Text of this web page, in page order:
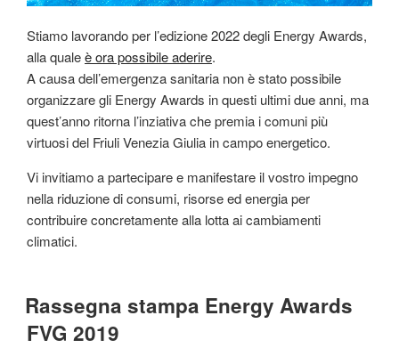
Stiamo lavorando per l’edizione 2022 degli Energy Awards,
alla qualeè ora possibile aderire.
A causa dell’emergenza sanitaria non è stato possibile
organizzare gli Energy Awards in questi ultimi due anni, ma
quest’anno ritorna l’inziativa che premia i comuni più
virtuosi del Friuli Venezia Giulia in campo energetico.
Vi invitiamo a partecipare e manifestare il vostro impegno
nella riduzione di consumi, risorse ed energia per
contribuire concretamente alla lotta ai cambiamenti
climatici.
Rassegna stampa Energy Awards
FVG 2019